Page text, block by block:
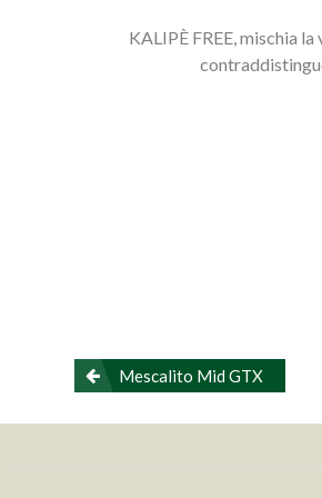
KALIPÈ FREE, mischia
Navigazione
articoli
Mescalito Mid GTX